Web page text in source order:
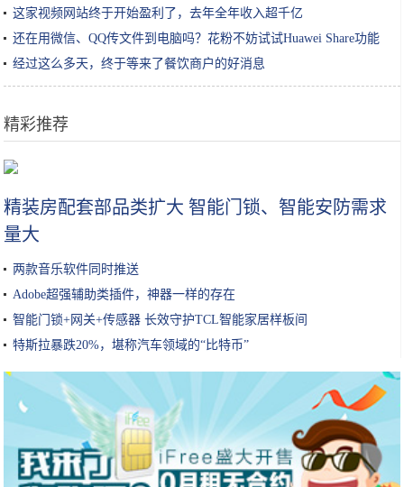
这家视频网站终于开始盈利了，去年全年收入超千亿
还在用微信、QQ传文件到电脑吗？花粉不妨试试Huawei Share功能
经过这么多天，终于等来了餐饮商户的好消息
精彩推荐
精装房配套部品类扩大 智能门锁、智能安防需求
量大
两款音乐软件同时推送
Adobe超强辅助类插件，神器一样的存在
智能门锁+网关+传感器 长效守护TCL智能家居样板间
特斯拉暴跌20%，堪称汽车领域的“比特币”